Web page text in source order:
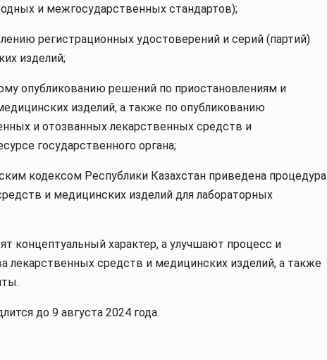
и межгосударственных стандартов);
регистрационных удостоверений и серий (партий)
изделий;
опубликованию решений по приостановлениям и
изделий, а также по опубликованию
и отозванных лекарственных средств и
государственного органа;
кодексом Республики Казахстан приведена процедура
и медицинских изделий для лабораторных
концептуальный характер, а улучшают процесс и
лекарственных средств и медицинских изделий, а также
до 9 августа 2024 года.